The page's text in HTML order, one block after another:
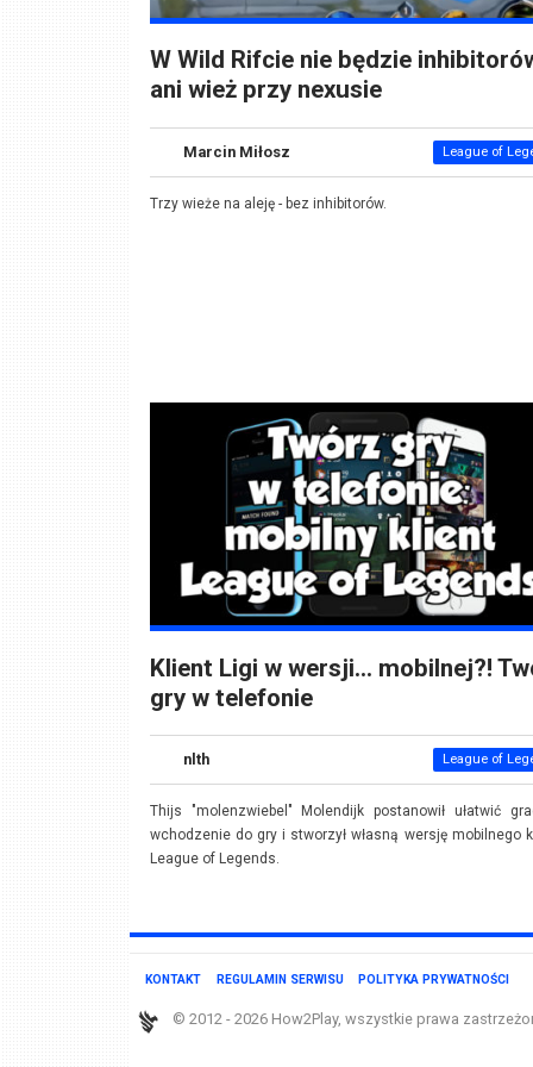
W Wild Rifcie nie będzie
ani wież przy nexusie
Marcin Miłosz League of
Trzy wieże na aleję - bez inhibitorów.
Klient Ligi w wersji… mobilnej?!
gry w telefonie
nlth League of
Thijs "molenzwiebel" Molendijk postanowił ułatwić
wchodzenie do gry i stworzył własną wersję mobilnego
League of Legends.
KONTAKT REGULAMIN SERWISU POLITYKA PRYWATNOŚCI
© 2012 - 2026 How2Play, wszystkie prawa